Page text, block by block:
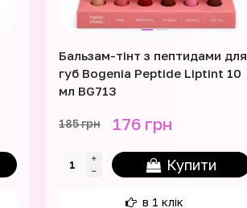
Бальзам-тінт з пептидами для
губ Bogenia Peptide Liptint 10
мл BG713
185 грн 176 грн
Купити
в 1 клік